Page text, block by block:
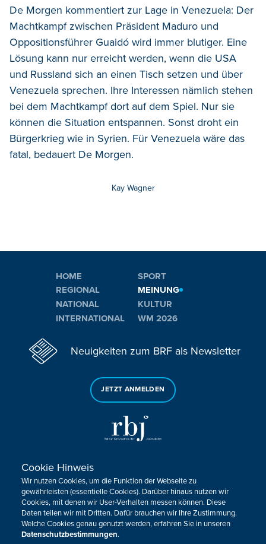
De Morgen kommentiert zur Lage in Venezuela: Der
Machtkampf zwischen Präsident Maduro und
Oppositionsführer Guaidó wird immer blutiger. Eine
Lösung kann nur erreicht werden, wenn die USA
und Russland sich an einen Tisch setzen und über
Venezuela sprechen. Ihre Interessen nämlich stehen
bei dem Machtkampf dort auf dem Spiel. Nur sie
können die Situation entspannen. Sonst droht ein
Bürgerkrieg wie in Syrien. Für Venezuela wäre das
fatal, bedauert De Morgen.
Kay Wagner
HOME
REGIONAL
NATIONAL
INTERNATIONAL
SPORT
MEINUNG
KULTUR
WM 2026
Neuigkeiten zum BRF als Newsletter
JETZT ANMELDEN
Sie haben noch Fragen oder Anmerkungen?
KONTAKTIEREN SIE UNS!
Impressum Datenschutz Kontakt
Barrierefreiheit
Cookie-Zustimmung anpassen
Cookie Hinweis
Wir nutzen Cookies, um die Funktion der Webseite zu
gewährleisten (essentielle Cookies). Darüber hinaus nutzen wir
Cookies, mit denen wir User-Verhalten messen können. Diese
Daten teilen wir mit Dritten. Dafür brauchen wir Ihre Zustimmung.
Welche Cookies genau genutzt werden, erfahren Sie in unseren
Datenschutzbestimmungen.